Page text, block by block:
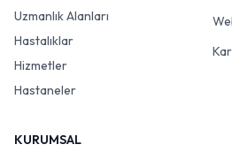
Uzmanlık Alanları
Hastalıklar
Hizmetler
Hastaneler
KURUMSAL